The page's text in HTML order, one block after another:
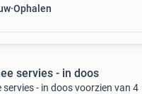
Ophalen
servies - in doos
- in doos voorzien van 4